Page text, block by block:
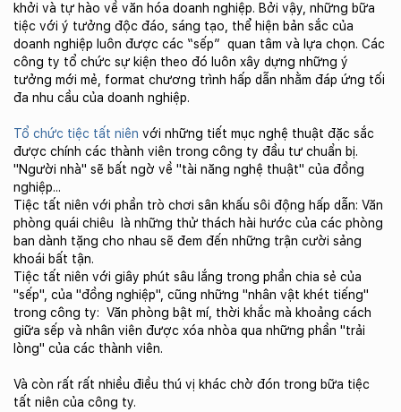
khởi và tự hào về văn hóa doanh nghiệp. Bởi vậy, những bữa
tiệc với ý tưởng độc đáo, sáng tạo, thể hiện bản sắc của
doanh nghiệp luôn được các “sếp” quan tâm và lựa chọn. Các
công ty tổ chức sự kiện theo đó luôn xây dựng những ý
tưởng mới mẻ, format chương trình hấp dẫn nhằm đáp ứng tối
đa nhu cầu của doanh nghiệp.
Tổ chức tiệc tất niên với những tiết mục nghệ thuật đặc sắc
được chính các thành viên trong công ty đầu tư chuẩn bị.
"Người nhà" sẽ bất ngờ về "tài năng nghệ thuật" của đồng
nghiệp...
Tiệc tất niên với phần trò chơi sân khấu sôi động hấp dẫn: Văn
phòng quái chiêu là những thử thách hài hước của các phòng
ban dành tặng cho nhau sẽ đem đến những trận cười sảng
khoái bất tận.
Tiệc tất niên với giây phút sâu lắng trong phần chia sẻ của
"sếp", của "đồng nghiệp", cũng những "nhân vật khét tiếng"
trong công ty: Văn phòng bật mí, thời khắc mà khoảng cách
giữa sếp và nhân viên được xóa nhòa qua những phần "trải
lòng" của các thành viên.
Và còn rất rất nhiều điều thú vị khác chờ đón trong bữa tiệc
tất niên của công ty.